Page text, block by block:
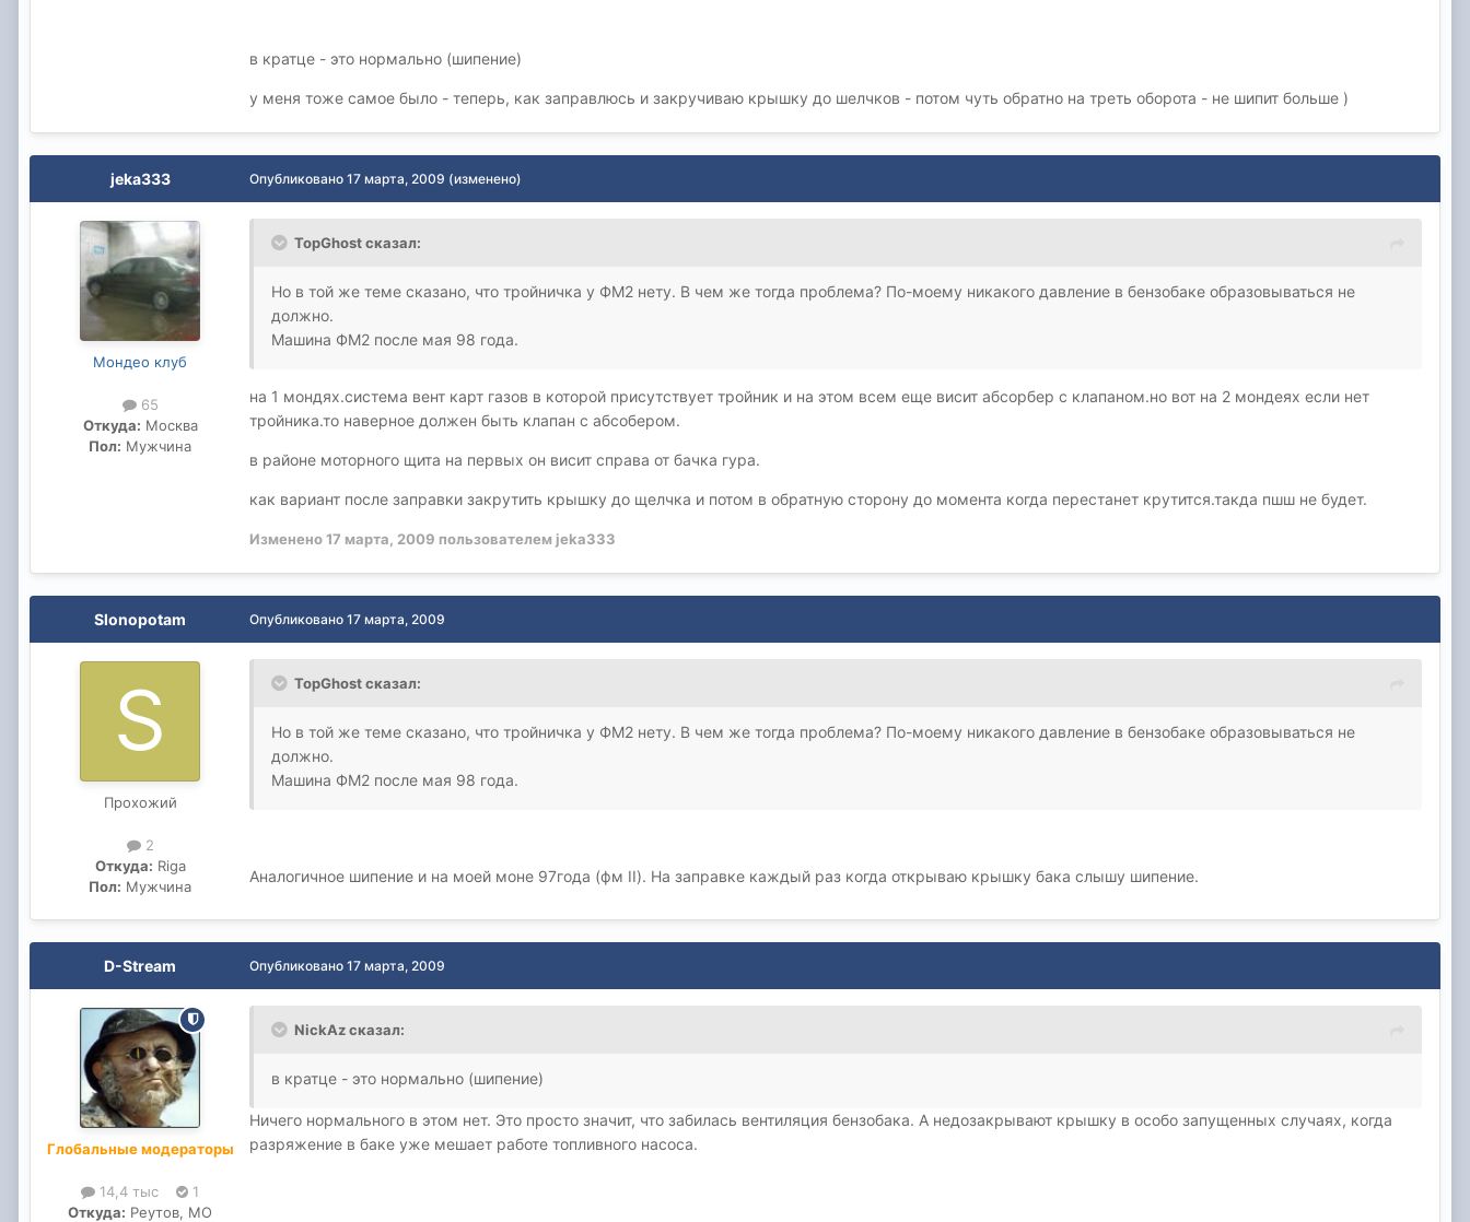
в кратце - это нормально (шипение)
у меня тоже самое было - теперь, как заправлюсь и закручиваю крышку до шелчков - потом чуть обратно на треть оборота - не шипит больше )
jeka333
Мондео клуб
65
Откуда: Москва
Пол: Мужчина
Опубликовано 17 марта, 2009 (изменено)
TopGhost сказал:
Но в той же теме сказано, что тройничка у ФМ2 нету. В чем же тогда проблема? По-моему никакого давление в бензобаке образовываться не
должно.
Машина ФМ2 после мая 98 года.
на 1 мондях.система вент карт газов в которой присутствует тройник и на этом всем еще висит абсорбер с клапаном.но вот на 2 мондеях если нет
тройника.то наверное должен быть клапан с абсобером.
в районе моторного щита на первых он висит справа от бачка гура.
как вариант после заправки закрутить крышку до щелчка и потом в обратную сторону до момента когда перестанет крутится.такда пшш не будет.
Изменено17 марта, 2009 пользователем jeka333
Slonopotam
Прохожий
2
Откуда: Riga
Пол: Мужчина
Опубликовано 17 марта, 2009
TopGhost сказал:
Но в той же теме сказано, что тройничка у ФМ2 нету. В чем же тогда проблема? По-моему никакого давление в бензобаке образовываться не
должно.
Машина ФМ2 после мая 98 года.
Аналогичное шипение и на моей моне 97года (фм II). На заправке каждый раз когда открываю крышку бака слышу шипение.
D-Stream
Глобальные модераторы
14,4 тыс
1
Откуда: Реутов, МО
Опубликовано 17 марта, 2009
NickAz сказал:
в кратце - это нормально (шипение)
Ничего нормального в этом нет. Это просто значит, что забилась вентиляция бензобака. А недозакрывают крышку в особо запущенных случаях, когда
разряжение в баке уже мешает работе топливного насоса.